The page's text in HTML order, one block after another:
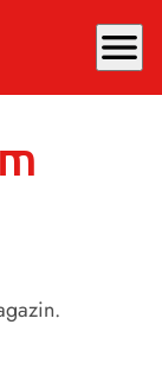
menu